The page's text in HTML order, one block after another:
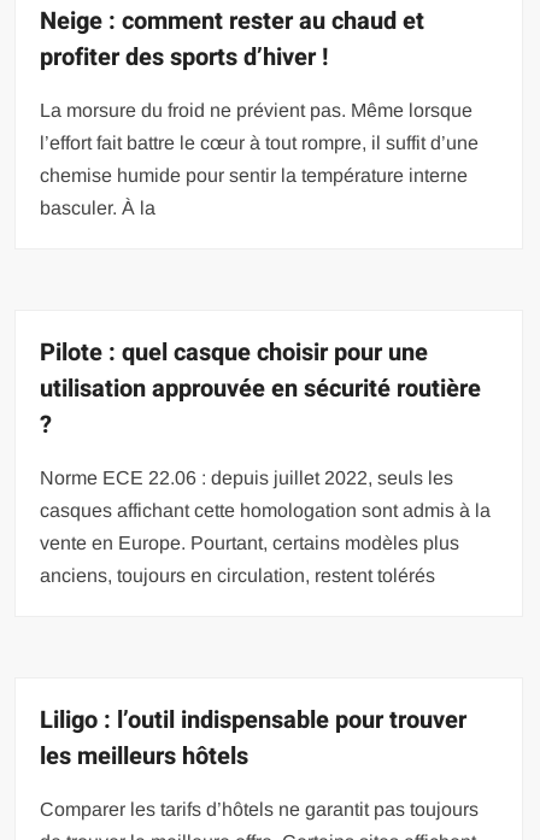
Neige : comment rester au chaud et
profiter des sports d’hiver !
La morsure du froid ne prévient pas. Même lorsque
l’effort fait battre le cœur à tout rompre, il suffit d’une
chemise humide pour sentir la température interne
basculer. À la
Pilote : quel casque choisir pour une
utilisation approuvée en sécurité routière
?
Norme ECE 22.06 : depuis juillet 2022, seuls les
casques affichant cette homologation sont admis à la
vente en Europe. Pourtant, certains modèles plus
anciens, toujours en circulation, restent tolérés
Liligo : l’outil indispensable pour trouver
les meilleurs hôtels
Comparer les tarifs d’hôtels ne garantit pas toujours